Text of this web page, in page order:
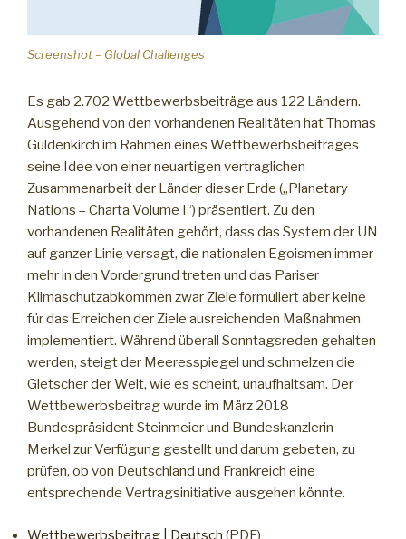
Screenshot – Global Challenges
Es gab 2.702 Wettbewerbsbeiträge aus 122 Ländern.
Ausgehend von den vorhandenen Realitäten hat Thomas
Guldenkirch im Rahmen eines Wettbewerbsbeitrages
seine Idee von einer neuartigen vertraglichen
Zusammenarbeit der Länder dieser Erde („Planetary
Nations – Charta Volume I“) präsentiert. Zu den
vorhandenen Realitäten gehört, dass das System der UN
auf ganzer Linie versagt, die nationalen Egoismen immer
mehr in den Vordergrund treten und das Pariser
Klimaschutzabkommen zwar Ziele formuliert aber keine
für das Erreichen der Ziele ausreichenden Maßnahmen
implementiert. Während überall Sonntagsreden gehalten
werden, steigt der Meeresspiegel und schmelzen die
Gletscher der Welt, wie es scheint, unaufhaltsam. Der
Wettbewerbsbeitrag wurde im März 2018
Bundespräsident Steinmeier und Bundeskanzlerin
Merkel zur Verfügung gestellt und darum gebeten, zu
prüfen, ob von Deutschland und Frankreich eine
entsprechende Vertragsinitiative ausgehen könnte.
Wettbewerbsbeitrag | Deutsch (PDF)